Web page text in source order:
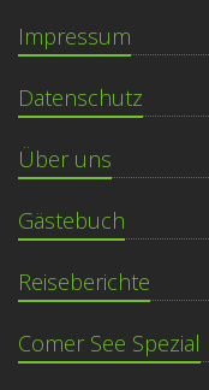
Impressum
Datenschutz
Über uns
Gästebuch
Reiseberichte
Comer See Spezial